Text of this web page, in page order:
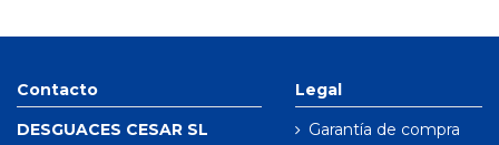
Contacto
DESGUACES CESAR SL
Legal
Garantía de compra